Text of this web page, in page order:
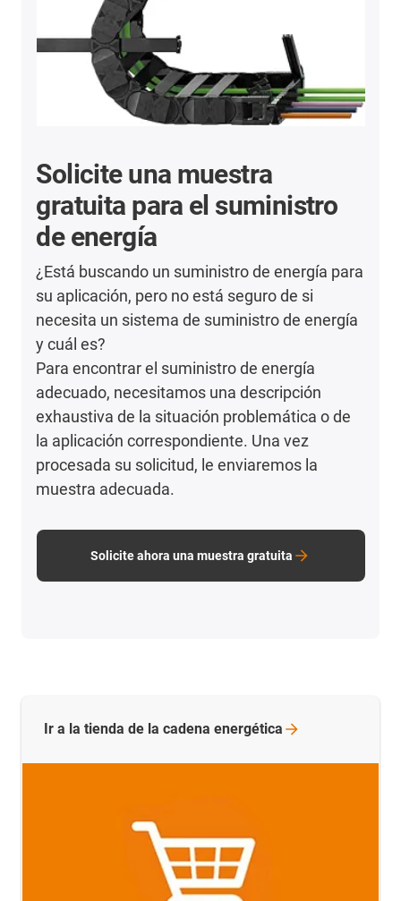
Solicite una muestra
gratuita para el suministro
de energía
¿Está buscando un suministro de energía para
su aplicación, pero no está seguro de si
necesita un sistema de suministro de energía
y cuál es?
Para encontrar el suministro de energía
adecuado, necesitamos una descripción
exhaustiva de la situación problemática o de
la aplicación correspondiente. Una vez
procesada su solicitud, le enviaremos la
muestra adecuada.
Solicite ahora una muestra gratuita
Ir a la tienda de la cadena energética